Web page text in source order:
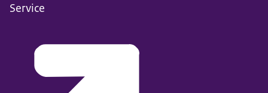
Service